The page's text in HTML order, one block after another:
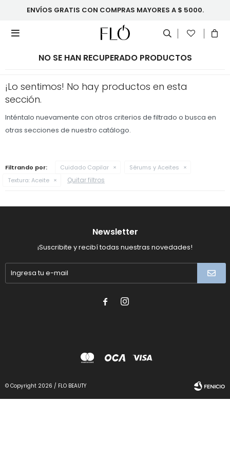
ENVÍOS GRATIS CON COMPRAS MAYORES A $ 5000.

NO SE HAN RECUPERADO PRODUCTOS
¡Lo sentimos! No hay productos en esta
sección.
Inténtalo nuevamente con otros criterios de filtrado o busca en
otras secciones de nuestro catálogo.
Filtrando por: Cuidado Capilar
Sérums y Aceites
Textura:Aceite Quitar filtros
Newsletter
¡Suscribite y recibí todas nuestras novedades!
 
© Copyright 2026 / FLO BEAUTY